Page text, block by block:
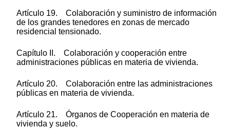
Artículo 19. Colaboración y suministro de información
de los grandes tenedores en zonas de mercado
residencial tensionado.
Capítulo II. Colaboración y cooperación entre
administraciones públicas en materia de vivienda.
Artículo 20. Colaboración entre las administraciones
públicas en materia de vivienda.
Artículo 21. Órganos de Cooperación en materia de
vivienda y suelo.